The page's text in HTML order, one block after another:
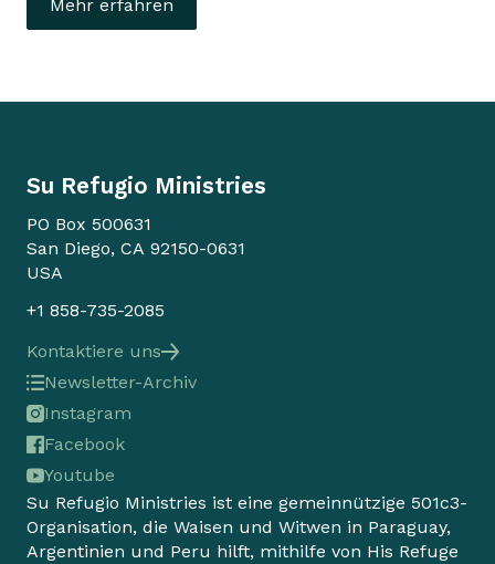
Mehr erfahren
Su Refugio Ministries
PO Box 500631
San Diego, CA 92150-0631
USA
+1 858-735-2085
Kontaktiere uns
Su Refugio Ministries ist eine gemeinnützige 501c3-
Organisation, die Waisen und Witwen in Paraguay,
Argentinien und Peru hilft, mithilfe von His Refuge
Newsletter-Archiv
Instagram
Facebook
Youtube